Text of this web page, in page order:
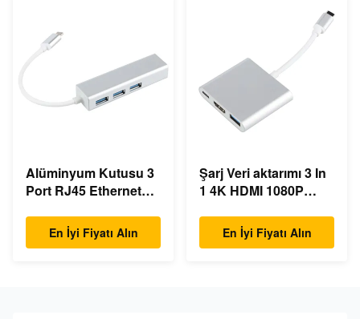
Alüminyum Kutusu 3
Port RJ45 Ethernet
En İyi Fiyatı Alın
Şarj Veri aktarımı 3 In
1 4K HDMI 1080P
En İyi Fiyatı Alın